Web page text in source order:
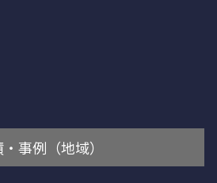
事例（地域）